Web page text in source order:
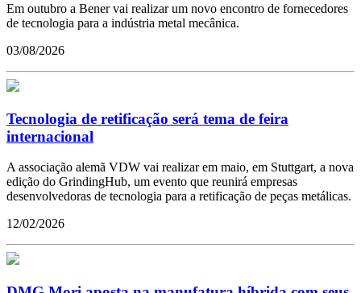
Em outubro a Bener vai realizar um novo encontro de fornecedores
de tecnologia para a indústria metal mecânica.
03/08/2026
Tecnologia de retificação será tema de feira
internacional
A associação alemã VDW vai realizar em maio, em Stuttgart, a nova
edição do GrindingHub, um evento que reunirá empresas
desenvolvedoras de tecnologia para a retificação de peças metálicas.
12/02/2026